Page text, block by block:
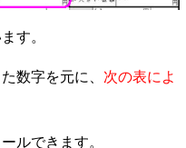
す。
数字を元に、 次の表によ